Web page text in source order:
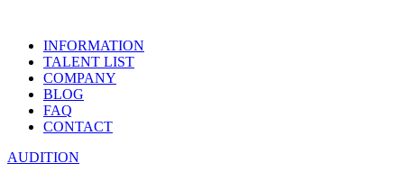
INFORMATION
TALENT LIST
COMPANY
BLOG
FAQ
CONTACT
AUDITION